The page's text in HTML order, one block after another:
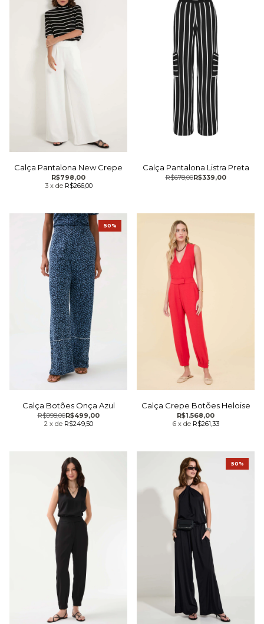
Calça Pantalona New Crepe
R$798,00
3 x de R$266,00
Calça Pantalona Listra Preta
R$339,00
R$678,00
Calça Botões Onça Azul
R$499,00
R$998,00
2 x de R$249,50
50%
Calça Crepe Botões Heloise
R$1.568,00
6 x de R$261,33
50%